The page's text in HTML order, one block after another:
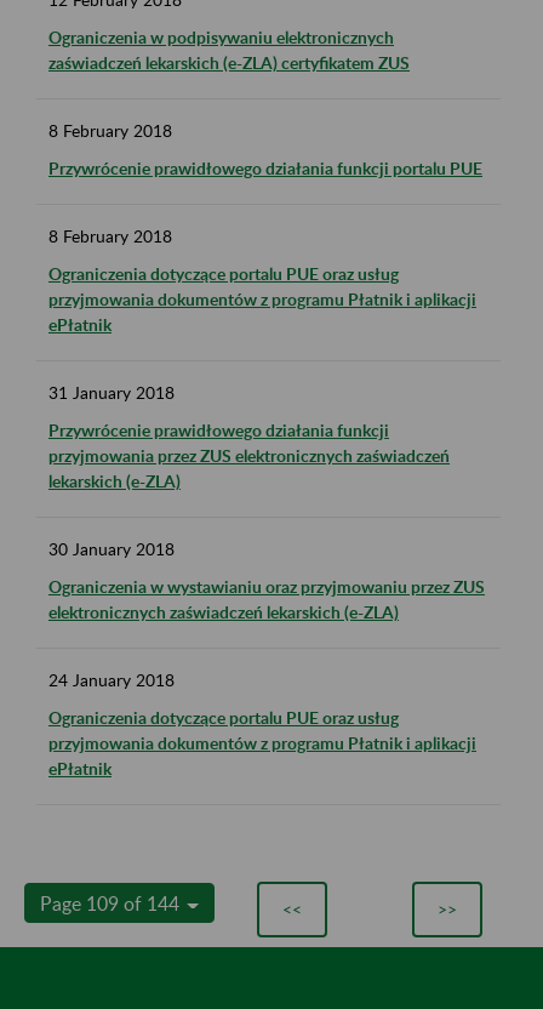
Ograniczenia w podpisywaniu elektronicznych
zaświadczeń lekarskich (e-ZLA) certyfikatem ZUS
8 February 2018
Przywrócenie prawidłowego działania funkcji portalu PUE
8 February 2018
Ograniczenia dotyczące portalu PUE oraz usług
przyjmowania dokumentów z programu Płatnik i aplikacji
ePłatnik
31 January 2018
Przywrócenie prawidłowego działania funkcji
przyjmowania przez ZUS elektronicznych zaświadczeń
lekarskich (e-ZLA)
30 January 2018
Ograniczenia w wystawianiu oraz przyjmowaniu przez ZUS
elektronicznych zaświadczeń lekarskich (e-ZLA)
24 January 2018
Ograniczenia dotyczące portalu PUE oraz usług
przyjmowania dokumentów z programu Płatnik i aplikacji
ePłatnik
Page 109 of 144 << >>